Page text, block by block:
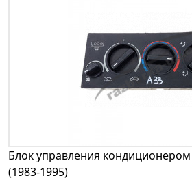
Блок управления
(1983-1995)